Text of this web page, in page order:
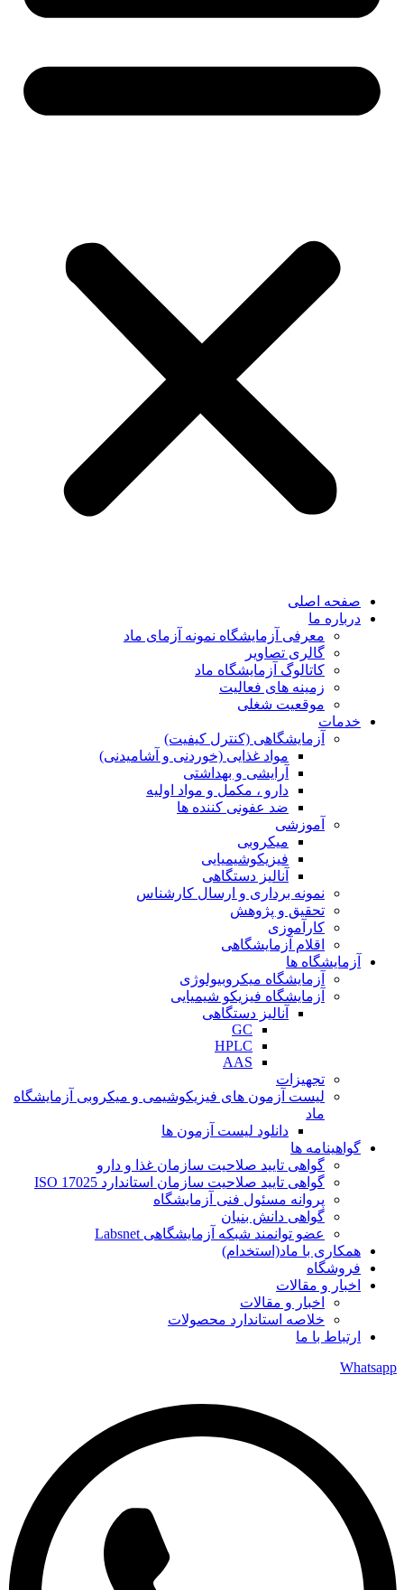
صفحه اصلی
درباره ما
معرفی آزمایشگاه نمونه آزمای ماد
گالری تصاویر
کاتالوگ آزمایشگاه ماد
زمینه های فعالیت
موقعیت شغلی
خدمات
آزمایشگاهی (کنترل کیفیت)
مواد غذایی (خوردنی و آشامیدنی)
آرایشی و بهداشتی
دارو ، مکمل و مواد اولیه
ضد عفونی کننده ها
آموزشی
میکروبی
فیزیکوشیمیایی
آنالیز دستگاهی
نمونه برداری و ارسال کارشناس
تحقیق و پژوهش
کارآموزی
اقلام آزمایشگاهی
آزمایشگاه ها
آزمایشگاه میکروبیولوژی
آزمایشگاه فیزیکو شیمیایی
آنالیز دستگاهی
GC
HPLC
AAS
تجهیزات
لیست آزمون های فیزیکوشیمی و میکروبی آزمایشگاه
ماد
دانلود لیست آزمون ها
گواهینامه ها
گواهی تایید صلاحیت سازمان غذا و دارو
گواهی تایید صلاحیت سازمان استاندارد ISO 17025
پروانه مسئول فنی آزمایشگاه
گواهی دانش بنیان
عضو توانمند شبکه آزمایشگاهی Labsnet
همکاری با ماد(استخدام)
فروشگاه
اخبار و مقالات
اخبار و مقالات
خلاصه استاندارد محصولات
ارتباط با ما
Whatsapp